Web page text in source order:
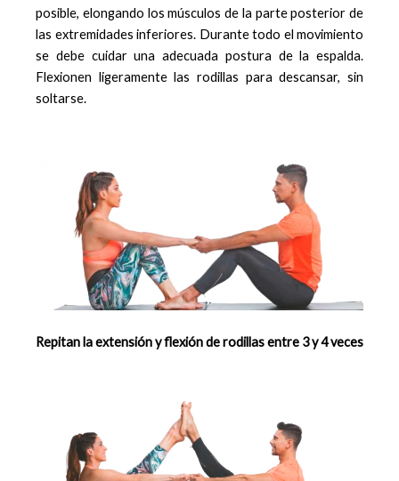
posible, elongando los músculos de la parte posterior de
las extremidades inferiores. Durante todo el movimiento
se debe cuidar una adecuada postura de la espalda.
Flexionen ligeramente las rodillas para descansar, sin
soltarse.
Repitan la extensión y flexión de rodillas entre 3 y 4 veces